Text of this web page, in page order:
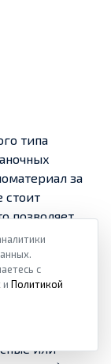
типа
за
стоит
позволяет
не только
но еще он
можно
а также
или
с
и Политикой